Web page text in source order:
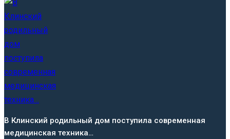
В Клинский родильный дом поступила современная
медицинская техника…